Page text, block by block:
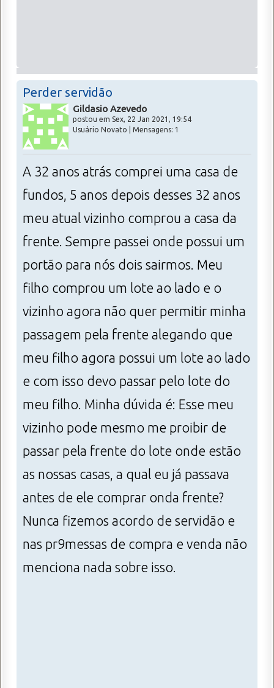
Perder servidão
Gildasio Azevedo
postou em Sex, 22 Jan 2021, 19:54
Usuário Novato | Mensagens: 1
A 32 anos atrás comprei uma casa de
fundos, 5 anos depois desses 32 anos
meu atual vizinho comprou a casa da
frente. Sempre passei onde possui um
portão para nós dois sairmos. Meu
filho comprou um lote ao lado e o
vizinho agora não quer permitir minha
passagem pela frente alegando que
meu filho agora possui um lote ao lado
e com isso devo passar pelo lote do
meu filho. Minha dúvida é: Esse meu
vizinho pode mesmo me proibir de
passar pela frente do lote onde estão
as nossas casas, a qual eu já passava
antes de ele comprar onda frente?
Nunca fizemos acordo de servidão e
nas pr9messas de compra e venda não
menciona nada sobre isso.